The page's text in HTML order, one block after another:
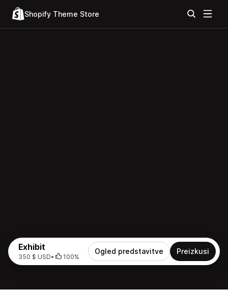
Shopify Theme Store
Exhibit
350 $ USD• 100%
Ogled predstavitve Preizkusi